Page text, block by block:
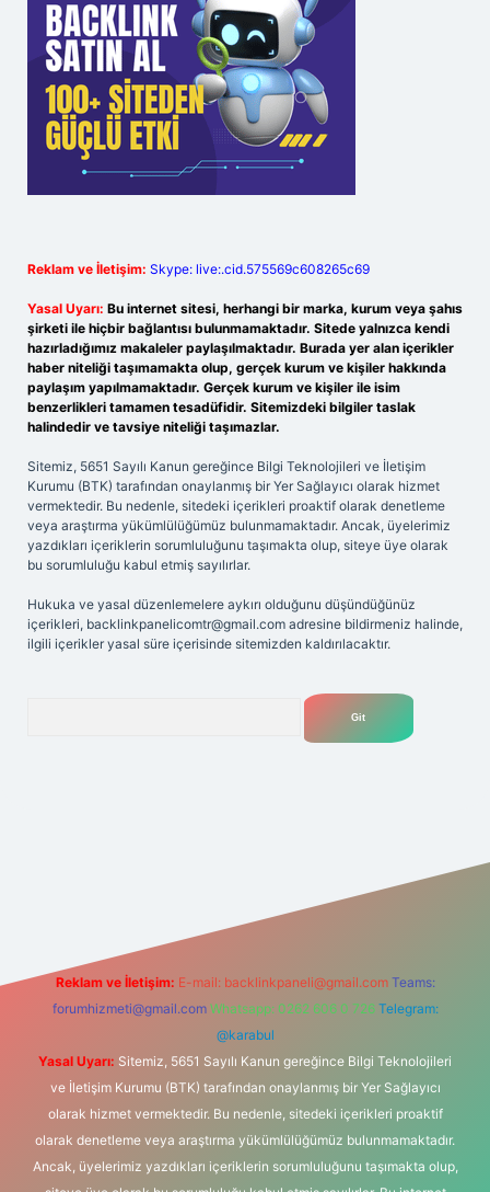
Reklam ve İletişim: Skype: live:.cid.575569c608265c69
Yasal Uyarı: Bu internet sitesi, herhangi bir marka, kurum veya şahıs
şirketi ile hiçbir bağlantısı bulunmamaktadır. Sitede yalnızca kendi
hazırladığımız makaleler paylaşılmaktadır. Burada yer alan içerikler
haber niteliği taşımamakta olup, gerçek kurum ve kişiler hakkında
paylaşım yapılmamaktadır. Gerçek kurum ve kişiler ile isim
benzerlikleri tamamen tesadüfidir. Sitemizdeki bilgiler taslak
halindedir ve tavsiye niteliği taşımazlar.
Sitemiz, 5651 Sayılı Kanun gereğince Bilgi Teknolojileri ve İletişim
Kurumu (BTK) tarafından onaylanmış bir Yer Sağlayıcı olarak hizmet
vermektedir. Bu nedenle, sitedeki içerikleri proaktif olarak denetleme
veya araştırma yükümlülüğümüz bulunmamaktadır. Ancak, üyelerimiz
yazdıkları içeriklerin sorumluluğunu taşımakta olup, siteye üye olarak
bu sorumluluğu kabul etmiş sayılırlar.
Hukuka ve yasal düzenlemelere aykırı olduğunu düşündüğünüz
içerikleri, backlinkpanelicomtr@gmail.com adresine bildirmeniz halinde,
ilgili içerikler yasal süre içerisinde sitemizden kaldırılacaktır.
Reklam ve İletişim: E-mail: backlinkpaneli@gmail.com Teams:
forumhizmeti@gmail.com Whatsapp: 0262 606 0 726 Telegram:
@karabul
Yasal Uyarı: Sitemiz, 5651 Sayılı Kanun gereğince Bilgi Teknolojileri
ve İletişim Kurumu (BTK) tarafından onaylanmış bir Yer Sağlayıcı
olarak hizmet vermektedir. Bu nedenle, sitedeki içerikleri proaktif
olarak denetleme veya araştırma yükümlülüğümüz bulunmamaktadır.
Ancak, üyelerimiz yazdıkları içeriklerin sorumluluğunu taşımakta olup,